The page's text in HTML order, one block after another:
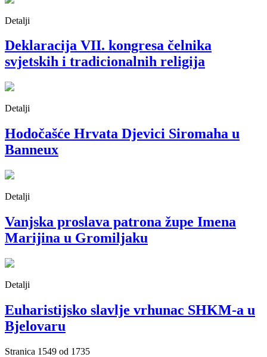
Detalji
Deklaracija VII. kongresa čelnika
svjetskih i tradicionalnih religija
Detalji
Hodočašće Hrvata Djevici Siromaha u
Banneux
Detalji
Vanjska proslava patrona župe Imena
Marijina u Gromiljaku
Detalji
Euharistijsko slavlje vrhunac SHKM-a u
Bjelovaru
Stranica 1549 od 1735